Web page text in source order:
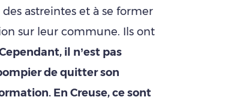
astreintes et à se former
sur leur commune. Ils ont
il n’est pas
de quitter son
En Creuse, ce sont